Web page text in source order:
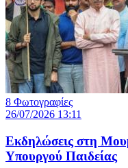
8 Φωτογραφίες
26/07/2026 13:11
Eκδηλώσεις στη
Υπουργού Παιδείας